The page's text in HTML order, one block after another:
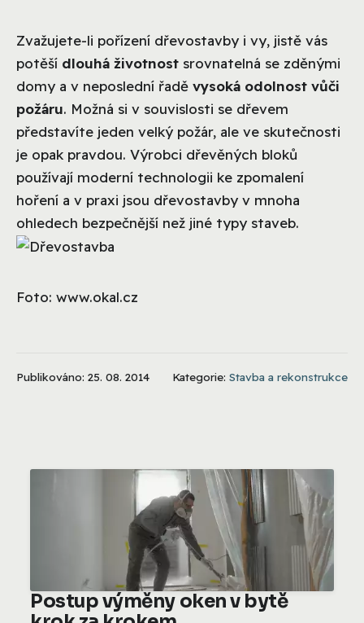
Zvažujete-li pořízení dřevostavby i vy, jistě vás
potěší dlouhá životnost srovnatelná se zděnými
domy a v neposlední řadě vysoká odolnost vůči
požáru. Možná si v souvislosti se dřevem
představíte jeden velký požár, ale ve skutečnosti
je opak pravdou. Výrobci dřevěných bloků
používají moderní technologii ke zpomalení
hoření a v praxi jsou dřevostavby v mnoha
ohledech bezpečnější než jiné typy staveb.
Foto: www.okal.cz
Publikováno: 25. 08. 2014 Kategorie: Stavba a rekonstrukce
Postup výměny oken v bytě